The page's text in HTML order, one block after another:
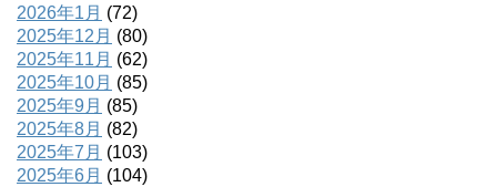
2026年1月 (72)
2025年12月 (80)
2025年11月 (62)
2025年10月 (85)
2025年9月 (85)
2025年8月 (82)
2025年7月 (103)
2025年6月 (104)